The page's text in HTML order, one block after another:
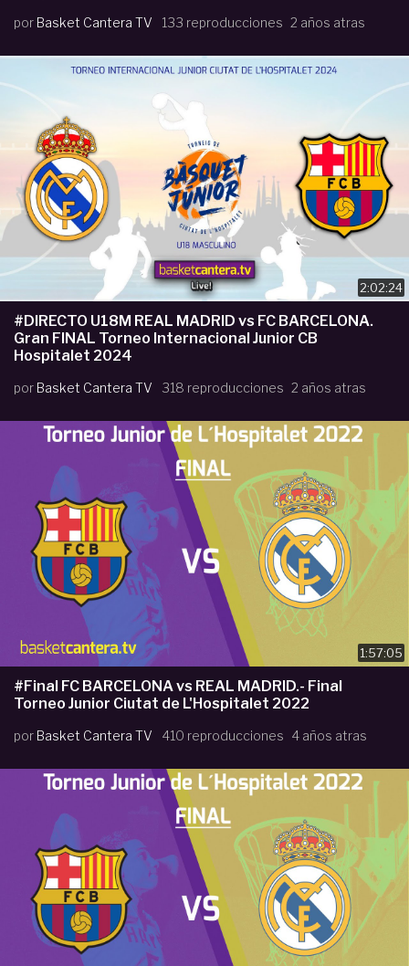
por Basket Cantera TV 133 reproducciones 2 años atras
2:02:24
#DIRECTO U18M REAL MADRID vs FC BARCELONA.
Gran FINAL Torneo Internacional Junior CB
Hospitalet 2024
por Basket Cantera TV 318 reproducciones 2 años atras
1:57:05
#Final FC BARCELONA vs REAL MADRID.- Final
Torneo Junior Ciutat de L'Hospitalet 2022
por Basket Cantera TV 410 reproducciones 4 años atras